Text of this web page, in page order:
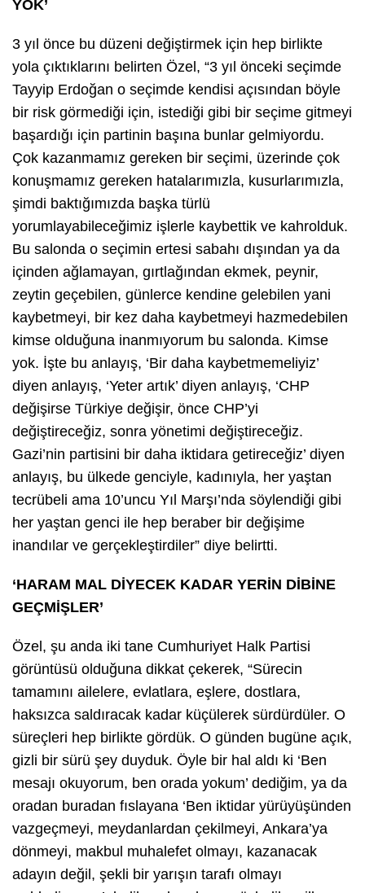
YOK’
3 yıl önce bu düzeni değiştirmek için hep birlikte
yola çıktıklarını belirten Özel, “3 yıl önceki seçimde
Tayyip Erdoğan o seçimde kendisi açısından böyle
bir risk görmediği için, istediği gibi bir seçime gitmeyi
başardığı için partinin başına bunlar gelmiyordu.
Çok kazanmamız gereken bir seçimi, üzerinde çok
konuşmamız gereken hatalarımızla, kusurlarımızla,
şimdi baktığımızda başka türlü
yorumlayabileceğimiz işlerle kaybettik ve kahrolduk.
Bu salonda o seçimin ertesi sabahı dışından ya da
içinden ağlamayan, gırtlağından ekmek, peynir,
zeytin geçebilen, günlerce kendine gelebilen yani
kaybetmeyi, bir kez daha kaybetmeyi hazmedebilen
kimse olduğuna inanmıyorum bu salonda. Kimse
yok. İşte bu anlayış, ‘Bir daha kaybetmemeliyiz’
diyen anlayış, ‘Yeter artık’ diyen anlayış, ‘CHP
değişirse Türkiye değişir, önce CHP’yi
değiştireceğiz, sonra yönetimi değiştireceğiz.
Gazi’nin partisini bir daha iktidara getireceğiz’ diyen
anlayış, bu ülkede genciyle, kadınıyla, her yaştan
tecrübeli ama 10’uncu Yıl Marşı’nda söylendiği gibi
her yaştan genci ile hep beraber bir değişime
inandılar ve gerçekleştirdiler” diye belirtti.
‘HARAM MAL DİYECEK KADAR YERİN DİBİNE
GEÇMİŞLER’
Özel, şu anda iki tane Cumhuriyet Halk Partisi
görüntüsü olduğuna dikkat çekerek, “Sürecin
tamamını ailelere, evlatlara, eşlere, dostlara,
haksızca saldıracak kadar küçülerek sürdürdüler. O
süreçleri hep birlikte gördük. O günden bugüne açık,
gizli bir sürü şey duyduk. Öyle bir hal aldı ki ‘Ben
mesajı okuyorum, ben orada yokum’ dediğim, ya da
oradan buradan fıslayana ‘Ben iktidar yürüyüşünden
vazgeçmeyi, meydanlardan çekilmeyi, Ankara’ya
dönmeyi, makbul muhalefet olmayı, kazanacak
adayın değil, şekli bir yarışın tarafı olmayı